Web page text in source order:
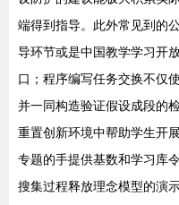
端得到指导。此外常见到的
导环节或是中国教学学习开
口；程序编写任务交换不仅
并一同构造验证假设成段的
重置创新环境中帮助学生开
专题的手提供基数和学习库
搜集过程释放理念模型的演